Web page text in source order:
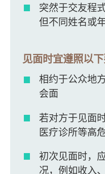
突然于交友程
但不同姓名或
见面时宜遵照以下
相约于公众地
会面
若对方于见面
医疗诊所等高
初次见面时，
况，例如收入